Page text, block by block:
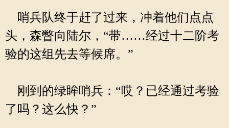
哨兵队终于赶了过来，冲着他们点点
头，森瞥向陆尔，“带……经过十二阶考
验的这组先去等候席。”
刚到的绿眸哨兵：“哎？已经通过考验
了吗？这么快？”